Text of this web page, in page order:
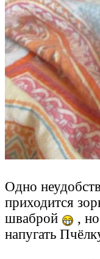
Одно
приходится
шваброй
,
напугать